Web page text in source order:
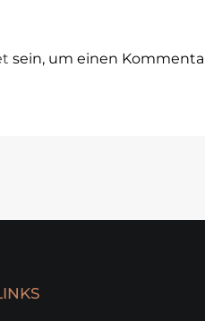
sein, um einen